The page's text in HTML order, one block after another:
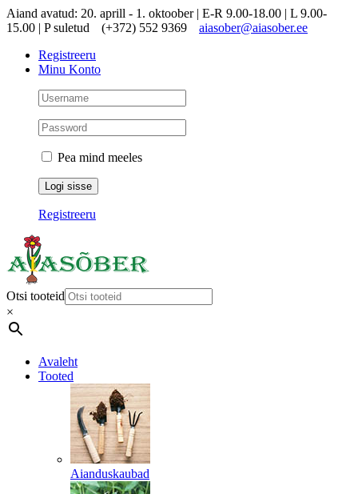
Skip
to
Aiand avatud: 20. aprill - 1. oktoober | E-R 9.00-18.00 | L 9.00-
15.00 | P suletud
(+372) 552 9369
aiasober@aiasober.ee
Registreeru
Minu Konto
Pea mind meeles
Registreeru
Otsi tooteid
×
Avaleht
Tooted
Aianduskaubad